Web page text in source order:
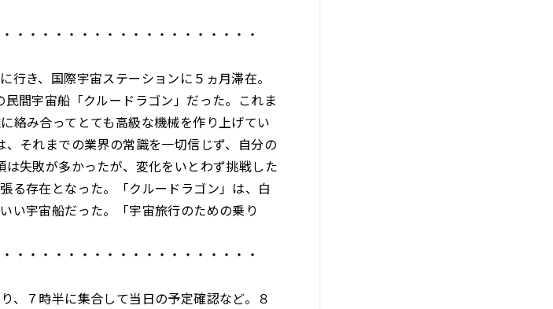
・・・・・・・・・・・・・・・・・・・
行き、国際宇宙ステーションに５ヵ月滞在。
間宇宙船「クルードラゴン」だった。これま
絡み合ってとても高級な機械を作り上げてい
それまでの業界の常識を一切信じず、自分の
失敗が多かったが、変化をいとわず挑戦した
る存在となった。「クルードラゴン」は、白
い宇宙船だった。「宇宙旅行のための乗り
・・・・・・・・・・・・・・・・・・・
、７時半に集合して当日の予定確認など。８